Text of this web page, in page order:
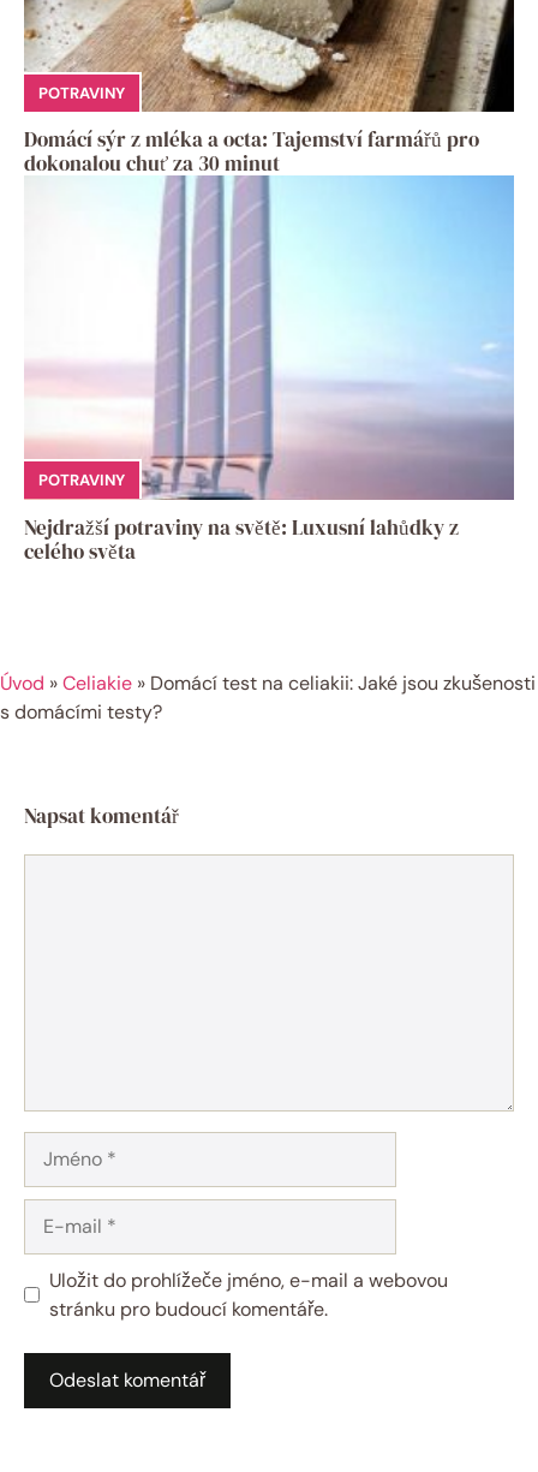
POTRAVINY
Domácí sýr z mléka a octa: Tajemství farmářů pro
dokonalou chuť za 30 minut
POTRAVINY
Nejdražší potraviny na světě: Luxusní lahůdky z
celého světa
Úvod »Celiakie » Domácí test na celiakii: Jaké jsou zkušenosti
s domácími testy?
Napsat komentář
mail
Uložit do prohlížeče jméno, e-mail a webovou
stránku pro budoucí komentáře.